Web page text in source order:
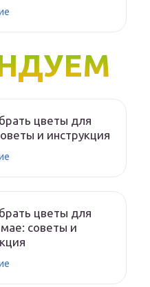
цветы для
и инструкция
цветы для
советы и